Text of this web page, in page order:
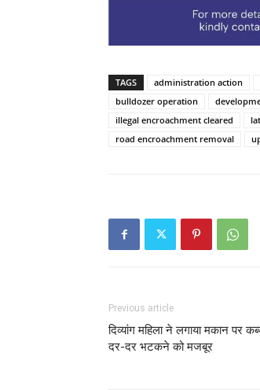
TAGS administration action
bulldozer operation
illegal encroachment cleared
road encroachment removal
Previous article
दिव्यांग महिला ने लगाया मकान पर
दर-दर भटकने को मजबूर